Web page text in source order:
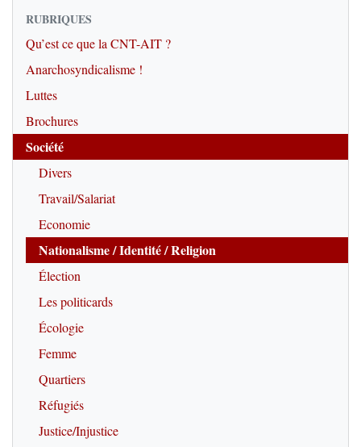
RUBRIQUES
Qu’est ce que la CNT-AIT ?
Anarchosyndicalisme !
Luttes
Brochures
Société
Divers
Travail/Salariat
Economie
Nationalisme / Identité / Religion
Élection
Les politicards
Écologie
Femme
Quartiers
Réfugiés
Justice/Injustice